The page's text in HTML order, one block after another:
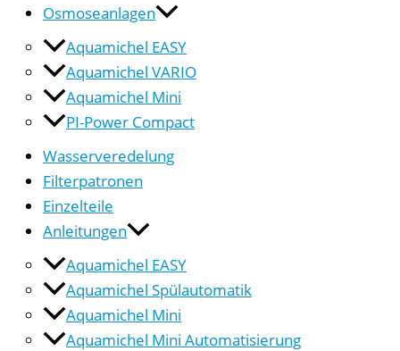
Osmoseanlagen
Aquamichel EASY
Aquamichel VARIO
Aquamichel Mini
PI-Power Compact
Wasserveredelung
Filterpatronen
Einzelteile
Anleitungen
Aquamichel EASY
Aquamichel Spülautomatik
Aquamichel Mini
Aquamichel Mini Automatisierung